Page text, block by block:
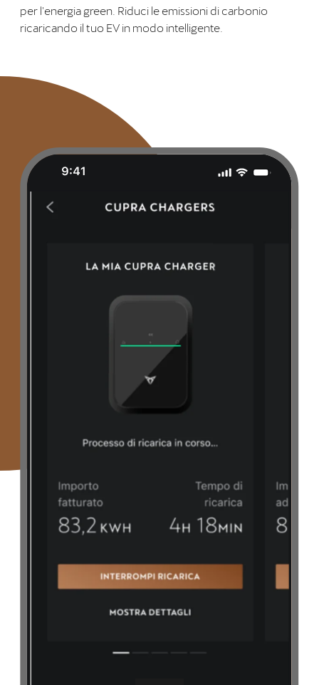
per l'energia green. Riduci le emissioni di carbonio
ricaricando il tuo EV in modo intelligente.